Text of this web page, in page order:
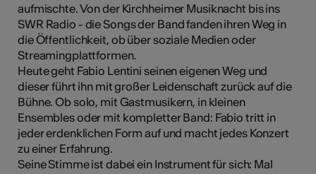
aufmischte. Von der Kirchheimer Musiknacht bis ins
SWR Radio - die Songs der Band fanden ihren Weg in
die Öffentlichkeit, ob über soziale Medien oder
Streamingplattformen.
Heute geht Fabio Lentini seinen eigenen Weg und
dieser führt ihn mit großer Leidenschaft zurück auf die
Bühne. Ob solo, mit Gastmusikern, in kleinen
Ensembles oder mit kompletter Band: Fabio tritt in
jeder erdenklichen Form auf und macht jedes Konzert
zu einer Erfahrung.
Seine Stimme ist dabei ein Instrument für sich: Mal